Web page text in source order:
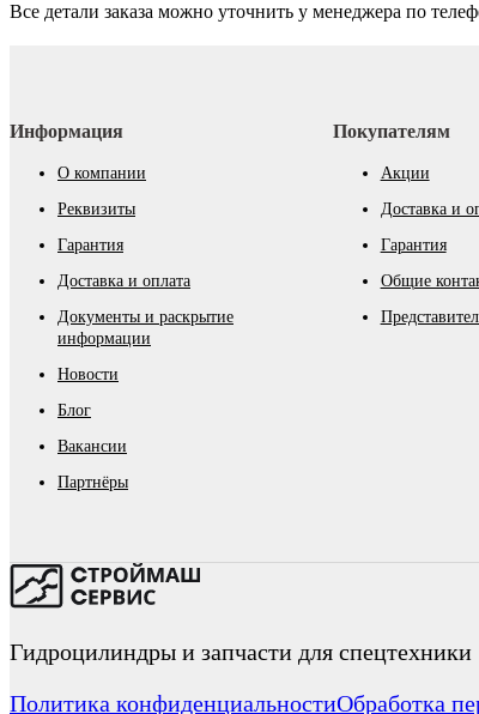
Все детали заказа можно уточнить у менеджера по
Информация
О компании
Реквизиты
Гарантия
Доставка и оплата
Документы и раскрытие
информации
Новости
Блог
Вакансии
Партнёры
Покупателям
Акции
Доставка и
Гарантия
Общие
Гидроцилиндры и запчасти для спецтехники
Политика конфиденциальностиОбработка